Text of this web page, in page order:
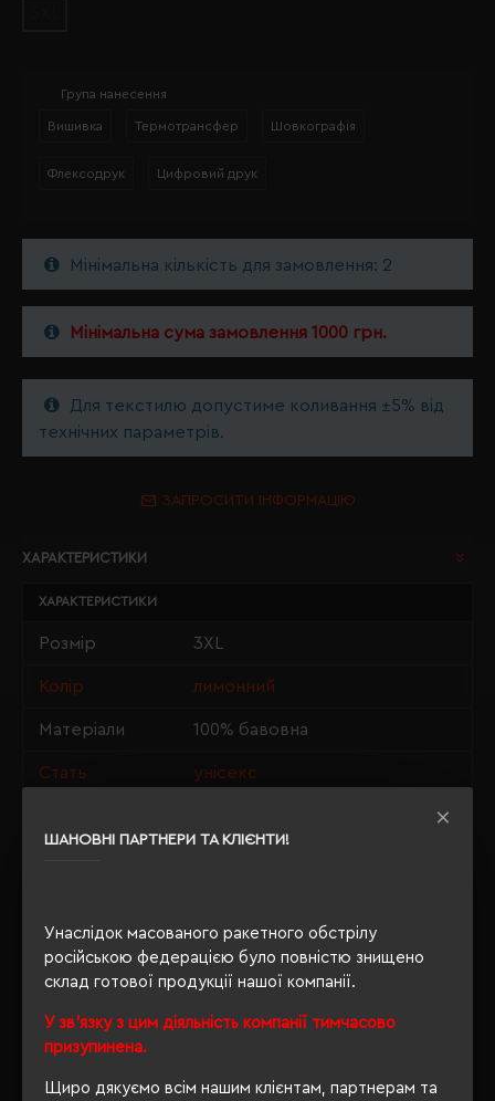
ШАНОВНІ ПАРТНЕРИ ТА КЛІЄНТИ!
Унаслідок масованого ракетного обстрілу
російською федерацією було повністю знищено
склад готової продукції нашої компанії.
У зв'язку з цим діяльність компанії тимчасово
призупинена.
Щиро дякуємо всім нашим клієнтам, партнерам та
Група нанесення
Вишивка Термотрансфер Шовкографія
Флексодрук Цифровий друк
Мінімальна кількість для замовлення: 2
Мінімальна сума замовлення 1000 грн.
Для текстилю допустиме коливання ±5% від
технічних параметрів.
ЗАПРОСИТИ ІНФОРМАЦІЮ
ХАРАКТЕРИСТИКИ
ХАРАКТЕРИСТИКИ
Розмір 3XL
Колір лимонний
Матеріали 100% бавовна
Стать унісекс
Напівобхват
Індивідуальна
упаковка
ні
Розпакування
упаковки
PETA-Approved Vegan